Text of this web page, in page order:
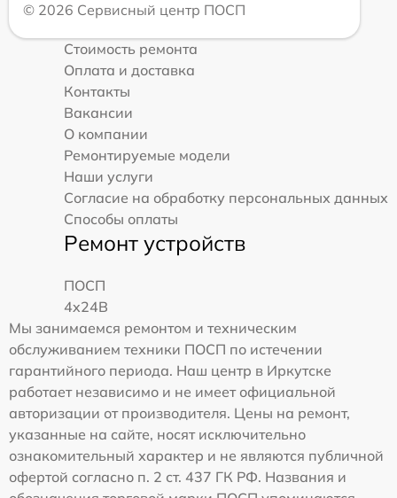
© 2026 Сервисный центр ПОСП
Стоимость ремонта
Оплата и доставка
Контакты
Вакансии
О компании
Ремонтируемые модели
Наши услуги
Согласие на обработку персональных данных
Способы оплаты
Ремонт устройств
ПОСП
4x24B
Мы занимаемся ремонтом и техническим
обслуживанием техники ПОСП по истечении
гарантийного периода. Наш центр в Иркутске
работает независимо и не имеет официальной
авторизации от производителя. Цены на ремонт,
указанные на сайте, носят исключительно
ознакомительный характер и не являются публичной
офертой согласно п. 2 ст. 437 ГК РФ. Названия и